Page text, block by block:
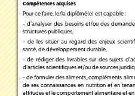
Compétences acquises
Pour ce faire, le/la diplômé(e) est capable :
- d’analyser des besoins et/ou des
structures publiques,
- de les situer au regard des enjeux
santé, de développement durable,
- de rédiger des livrables sur des sujets
d’articles scientifiques et/ou de sources
- de formuler des aliments, compléments
de ses connaissances en nutrition et en
attitudes et le comportement alimentaire et en